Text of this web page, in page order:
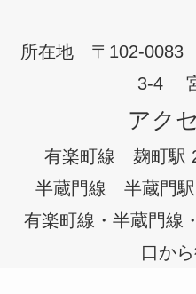
所在地 〒102-0083
3-4
アク
有楽町線 麹町駅
半蔵門線 半蔵門駅
有楽町線・半蔵門線
口か